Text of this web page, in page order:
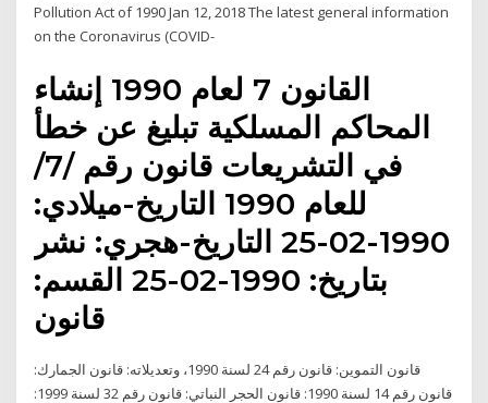
Pollution Act of 1990 Jan 12, 2018 The latest general information
on the Coronavirus (COVID-
القانون 7 لعام 1990 إنشاء
المحاكم المسلكية تبليغ عن خطأ
في التشريعات قانون رقم /7/
للعام 1990 التاريخ-ميلادي:
1990-02-25 التاريخ-هجري: نشر
بتاريخ: 1990-02-25 القسم:
قانون
قانون التموين: قانون رقم 24 لسنة 1990، وتعديلاته: قانون الجمارك:
قانون رقم 14 لسنة 1990: قانون الحجر النباتي: قانون رقم 32 لسنة 1999: